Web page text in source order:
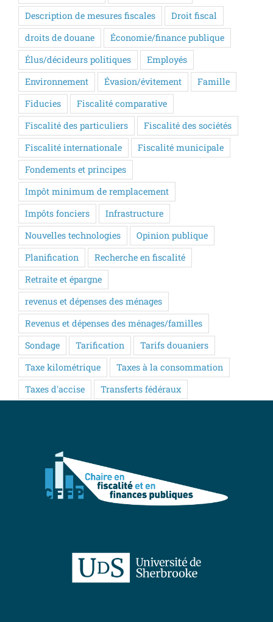
Description de mesures fiscales
Droit fiscal
droits de douane
Économie/finance publique
Élus/décideurs politiques
Employés
Environnement
Évasion/évitement
Famille
Fiducies
Fiscalité comparative
Fiscalité des particuliers
Fiscalité des sociétés
Fiscalité internationale
Fiscalité municipale
Fondements et principes
Impôt minimum de remplacement
Impôts fonciers
Infrastructure
Nouvelles technologies
Opinion publique
Planification
Recherche en fiscalité
Retraite et épargne
revenus et dépenses des ménages
Revenus et dépenses des ménages/familles
Sondage
Tarification
Tarifs douaniers
Taxe kilométrique
Taxes à la consommation
Taxes d'accise
Transferts fédéraux